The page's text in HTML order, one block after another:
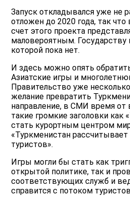
Запуск откладывался уже не
отложен до 2020 года, так что
счет этого проекта
маловероятным. Государству
которой пока нет.
И здесь можно опять
Азиатские игры и
Правительство уже
желание превратить
направление, в СМИ время от
такие громкие заголовки как
стать курортным центром
«Туркменистан
туристов».
Игры могли бы стать как
открытой политике, так и
соответствующих служб и
справится с потоком